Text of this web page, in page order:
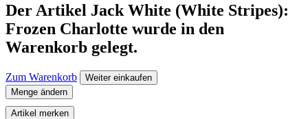
Der Artikel Jack White (White Stripes):
Frozen Charlotte wurde in den
Warenkorb gelegt.
Zum Warenkorb
Weiter einkaufen
Menge ändern
Artikel merken